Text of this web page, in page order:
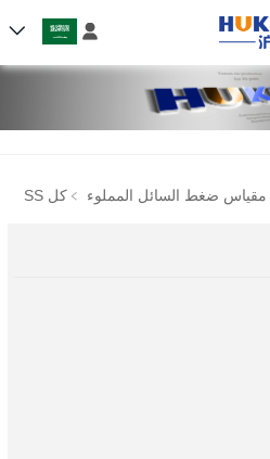

مقياس ضغط السائل المملوء ﹥ كل SS